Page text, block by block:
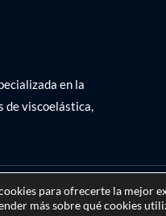
en la
de viscoelástica,
para ofrecerte la mejor
más sobre qué cookies